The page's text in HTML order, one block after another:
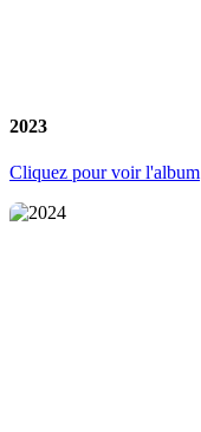
2023
Cliquez pour voir l'album